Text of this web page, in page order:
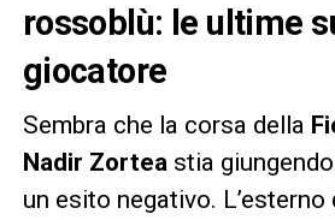
rossoblù: le ultime
giocatore
Sembra che la corsa della
Nadir Zortea stia
un esito negativo. L’esterno